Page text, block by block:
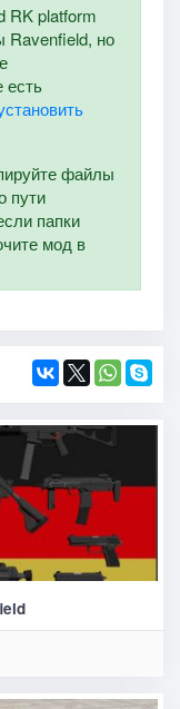
RK platform
Ravenfield, но
есть
файлы
пути
папки
мод в